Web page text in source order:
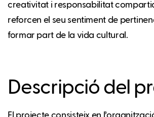
creativitat i responsabilitat
reforcen el seu sentiment de
formar part de la vida cultural.
Descripció del